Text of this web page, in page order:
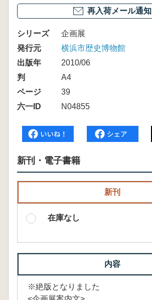
再入荷メール通知
シリーズ
企画展
発行元
横浜市歴史博物館
出版年
2010/06
判
A4
ページ
39
六一ID
N04855
新刊・電子書籍
新刊
在庫なし
内容
※絶版となりました